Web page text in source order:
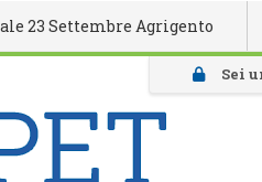
Settembre Agrigento La
Sei